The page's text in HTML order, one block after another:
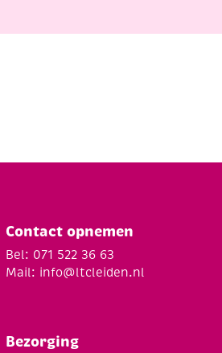
Contact opnemen
Bel: 071 522 36 63
Mail: info@ltcleiden.nl
Bezorging